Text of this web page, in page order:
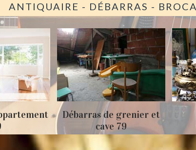
ANTIQUAIRE - DÉBARRAS -
Débarras de grenier et
cave 79